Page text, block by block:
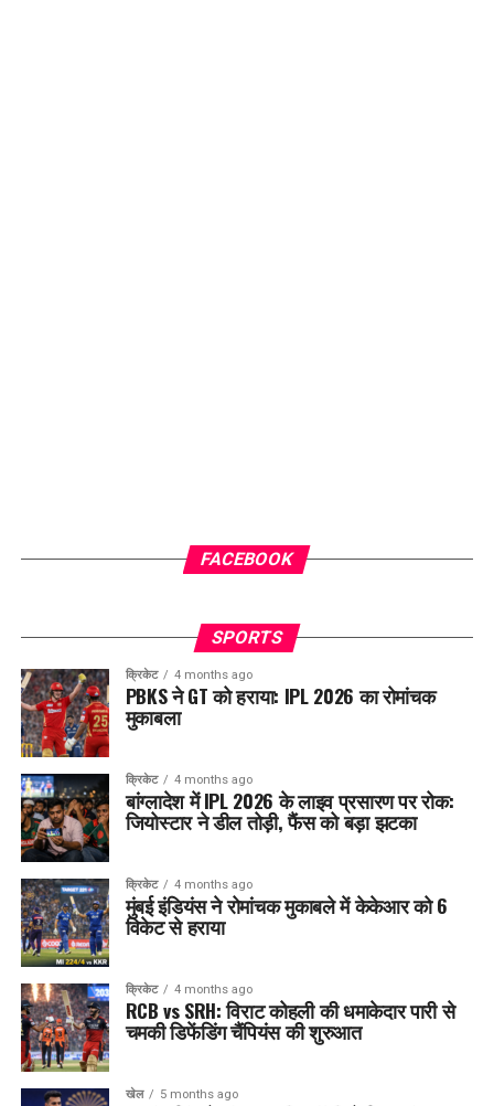
FACEBOOK
SPORTS
क्रिकेट 4 months ago
PBKS ने GT को हराया: IPL 2026 का रोमांचक
मुकाबला
क्रिकेट 4 months ago
बांग्लादेश में IPL 2026 के लाइव प्रसारण पर रोक:
जियोस्टार ने डील तोड़ी, फैंस को बड़ा झटका
क्रिकेट 4 months ago
मुंबई इंडियंस ने रोमांचक मुकाबले में केकेआर को 6
विकेट से हराया
क्रिकेट 4 months ago
RCB vs SRH: विराट कोहली की धमाकेदार पारी से
चमकी डिफेंडिंग चैंपियंस की शुरुआत
खेल 5 months ago